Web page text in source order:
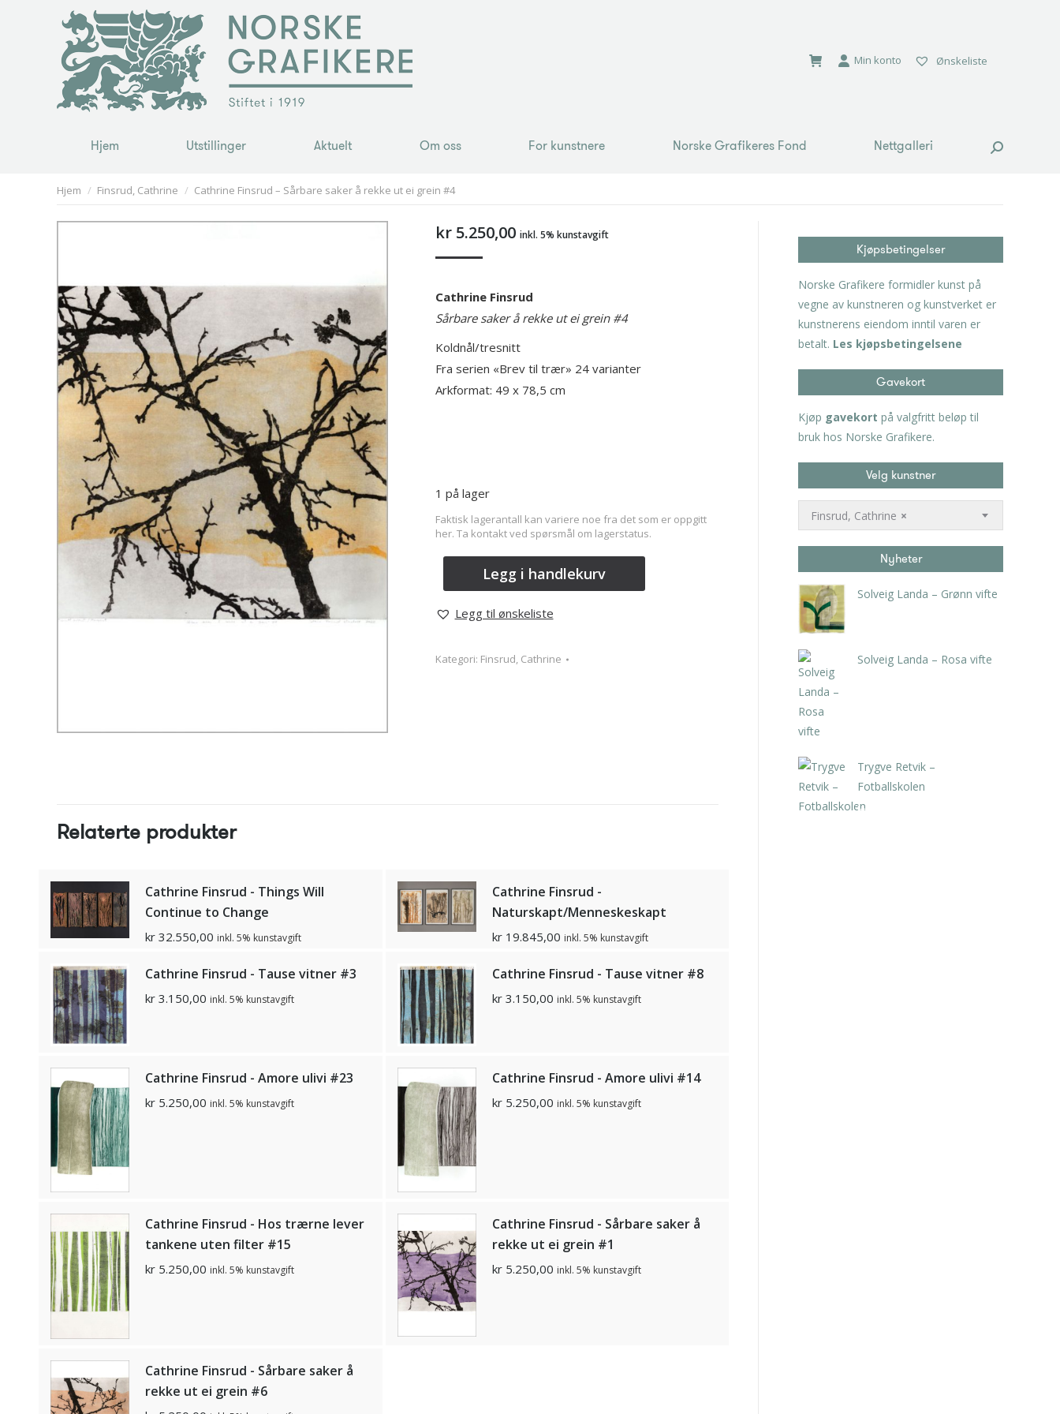
Min konto Ønskeliste
Hjem Utstillinger Aktuelt Om oss For kunstnere Norske Grafikeres Fond Nettgalleri Search:
You are here:
Hjem Finsrud, Cathrine Cathrine Finsrud – Sårbare saker å rekke ut ei grein #4
kr5.250,00 inkl. 5% kunstavgift
Cathrine Finsrud
Sårbare saker å rekke ut ei grein #4
Koldnål/tresnitt
Fra serien «Brev til trær» 24 varianter
Arkformat: 49 x 78,5 cm
1 på lager
Faktisk lagerantall kan variere noe fra det som er oppgitt
her. Ta kontakt ved spørsmål om lagerstatus.
Legg i handlekurv
Legg til ønskeliste
Kategori: Finsrud, Cathrine
Relaterte produkter
Cathrine Finsrud - Things Will
Continue to Change
kr 32.550,00 inkl. 5% kunstavgift
Cathrine Finsrud -
Naturskapt/Menneskeskapt
kr19.845,00 inkl. 5% kunstavgift
Cathrine Finsrud - Tause vitner #3
kr 3.150,00 inkl. 5% kunstavgift
Cathrine Finsrud - Tause vitner #8
kr3.150,00 inkl. 5% kunstavgift
Cathrine Finsrud - Amore ulivi #23
kr 5.250,00 inkl. 5% kunstavgift
Cathrine Finsrud - Amore ulivi #14
kr5.250,00 inkl. 5% kunstavgift
Cathrine Finsrud - Hos trærne lever
tankene uten filter #15
kr 5.250,00 inkl. 5% kunstavgift
Cathrine Finsrud - Sårbare saker å
rekke ut ei grein #1
kr5.250,00 inkl. 5% kunstavgift
Cathrine Finsrud - Sårbare saker å
rekke ut ei grein #6
Kjøpsbetingelser
Norske Grafikere formidler kunst på
vegne av kunstneren og kunstverket er
kunstnerens eiendom inntil varen er
betalt. Les kjøpsbetingelsene
Gavekort
Kjøp gavekort på valgfritt beløp til
bruk hos Norske Grafikere.
Velg kunstner
×
Finsrud, Cathrine
Nyheter
Solveig Landa – Grønn vifte
Solveig Landa – Rosa vifte
Trygve Retvik –
Fotballskolen
kr
Hjem Utstillinger Aktuelt